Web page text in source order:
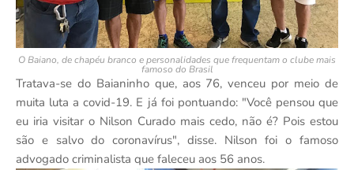
O Baiano, de chapéu branco e personalidades que frequentam o clube mais
famoso do Brasil
Tratava-se do Baianinho que, aos 76, venceu por meio de
muita luta a covid-19. E já foi pontuando: "Você pensou que
eu iria visitar o Nilson Curado mais cedo, não é? Pois estou
são e salvo do coronavírus", disse. Nilson foi o famoso
advogado criminalista que faleceu aos 56 anos.